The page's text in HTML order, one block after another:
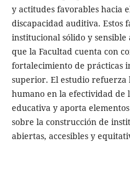
y actitudes favorables hacia
discapacidad auditiva. Estos
institucional sólido y
que la Facultad cuenta con
fortalecimiento de prácticas
superior. El estudio
humano en la efectividad de
educativa y aporta
sobre la construcción de
abiertas, accesibles y